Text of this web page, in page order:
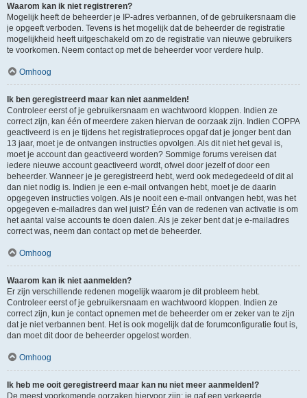
Waarom kan ik niet registreren?
Mogelijk heeft de beheerder je IP-adres verbannen, of de gebruikersnaam die
je opgeeft verboden. Tevens is het mogelijk dat de beheerder de registratie
mogelijkheid heeft uitgeschakeld om zo de registratie van nieuwe gebruikers
te voorkomen. Neem contact op met de beheerder voor verdere hulp.
Omhoog
Ik ben geregistreerd maar kan niet aanmelden!
Controleer eerst of je gebruikersnaam en wachtwoord kloppen. Indien ze
correct zijn, kan één of meerdere zaken hiervan de oorzaak zijn. Indien COPPA
geactiveerd is en je tijdens het registratieproces opgaf dat je jonger bent dan
13 jaar, moet je de ontvangen instructies opvolgen. Als dit niet het geval is,
moet je account dan geactiveerd worden? Sommige forums vereisen dat
iedere nieuwe account geactiveerd wordt, ofwel door jezelf of door een
beheerder. Wanneer je je geregistreerd hebt, werd ook medegedeeld of dit al
dan niet nodig is. Indien je een e-mail ontvangen hebt, moet je de daarin
opgegeven instructies volgen. Als je nooit een e-mail ontvangen hebt, was het
opgegeven e-mailadres dan wel juist? Één van de redenen van activatie is om
het aantal valse accounts te doen dalen. Als je zeker bent dat je e-mailadres
correct was, neem dan contact op met de beheerder.
Omhoog
Waarom kan ik niet aanmelden?
Er zijn verschillende redenen mogelijk waarom je dit probleem hebt.
Controleer eerst of je gebruikersnaam en wachtwoord kloppen. Indien ze
correct zijn, kun je contact opnemen met de beheerder om er zeker van te zijn
dat je niet verbannen bent. Het is ook mogelijk dat de forumconfiguratie fout is,
dan moet dit door de beheerder opgelost worden.
Omhoog
Ik heb me ooit geregistreerd maar kan nu niet meer aanmelden!?
De meest voorkomende oorzaken hiervoor zijn: je gaf een verkeerde